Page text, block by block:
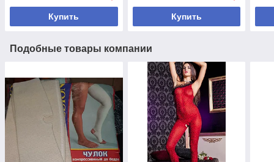
Купить Купить
Подобные товары компании